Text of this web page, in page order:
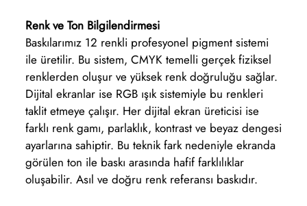
Renk ve Ton Bilgilendirmesi
Baskılarımız 12 renkli profesyonel pigment sistemi
ile üretilir. Bu sistem, CMYK temelli gerçek fiziksel
renklerden oluşur ve yüksek renk doğruluğu sağlar.
Dijital ekranlar ise RGB ışık sistemiyle bu renkleri
taklit etmeye çalışır. Her dijital ekran üreticisi ise
farklı renk gamı, parlaklık, kontrast ve beyaz dengesi
ayarlarına sahiptir. Bu teknik fark nedeniyle ekranda
görülen ton ile baskı arasında hafif farklılıklar
oluşabilir. Asıl ve doğru renk referansı baskıdır.